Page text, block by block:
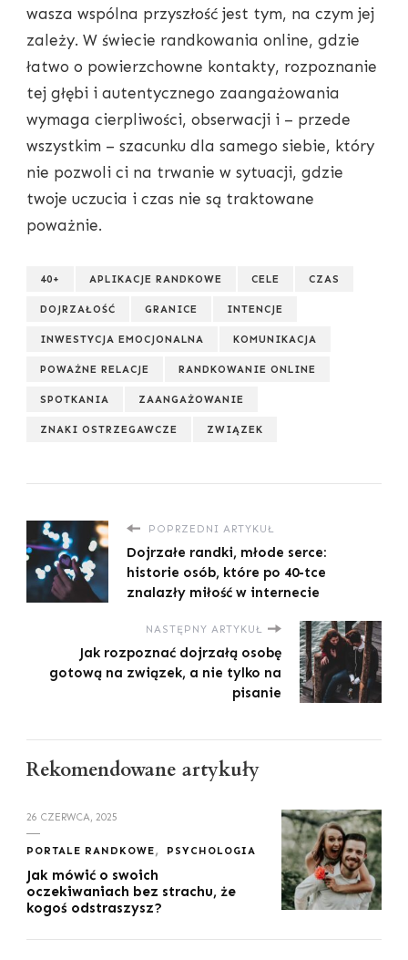
wasza wspólna przyszłość jest tym, na czym jej
zależy. W świecie randkowania online, gdzie
łatwo o powierzchowne kontakty, rozpoznanie
tej głębi i autentycznego zaangażowania
wymaga cierpliwości, obserwacji i – przede
wszystkim – szacunku dla samego siebie, który
nie pozwoli ci na trwanie w sytuacji, gdzie
twoje uczucia i czas nie są traktowane
poważnie.
40+ APLIKACJE RANDKOWE CELE CZAS
DOJRZAŁOŚĆ GRANICE INTENCJE
INWESTYCJA EMOCJONALNA KOMUNIKACJA
POWAŻNE RELACJE RANDKOWANIE ONLINE
SPOTKANIA ZAANGAŻOWANIE
ZNAKI OSTRZEGAWCZE ZWIĄZEK
POPRZEDNI ARTYKUŁ
Dojrzałe randki, młode serce:
historie osób, które po 40-tce
znalazły miłość w internecie
NASTĘPNY ARTYKUŁ
Jak rozpoznać dojrzałą osobę
gotową na związek, a nie tylko na
pisanie
Rekomendowane artykuły
26 CZERWCA, 2025
PORTALE RANDKOWE PSYCHOLOGIA
Jak mówić o swoich
oczekiwaniach bez strachu, że
kogoś odstraszysz?